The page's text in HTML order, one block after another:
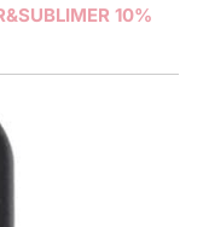
10%